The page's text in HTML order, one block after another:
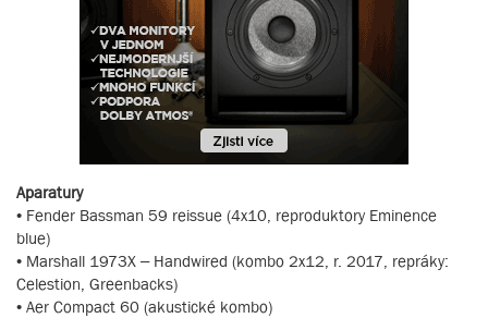
Aparatury
• Fender Bassman 59 reissue (4x10, reproduktory Eminence
blue)
• Marshall 1973X – Handwired (kombo 2x12, r. 2017, repráky:
Celestion, Greenbacks)
• Aer Compact 60 (akustické kombo)